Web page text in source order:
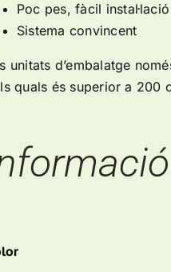
Poc pes, fàcil instal·lació
Sistema convincent
unitats d’embalatge
quals és superior a 200